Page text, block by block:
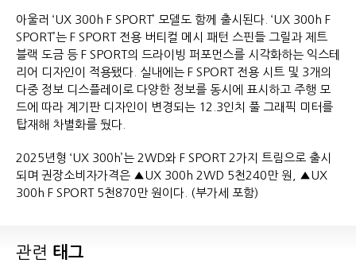
아울러 ‘UX 300h F SPORT’ 모델도 함께 출시된다. ‘UX 300h F
SPORT’는 F SPORT 전용 버티컬 메시 패턴 스핀들 그릴과 제트
블랙 도금 등 F SPORT의 드라이빙 퍼포먼스를 시각화하는 익스테
리어 디자인이 적용됐다. 실내에는 F SPORT 전용 시트 및 3개의
다중 정보 디스플레이로 다양한 정보를 동시에 표시하고 주행 모
드에 따라 계기판 디자인이 변경되는 12.3인치 풀 그래픽 미터를
탑재해 차별화를 뒀다.
2025년형 ‘UX 300h’는 2WD와 F SPORT 2가지 트림으로 출시
되며 권장소비자가격은 ▲UX 300h 2WD 5천240만 원, ▲UX
300h F SPORT 5천870만 원이다. (부가세 포함)
관련 태그